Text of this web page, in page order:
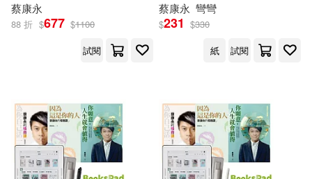
蔡康永
88 折 $677 $1100
試閱
蔡康永 彎彎
$231 $330
紙
試閱